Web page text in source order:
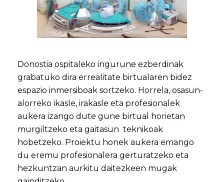
Donostia ospitaleko ingurune ezberdinak
grabatuko dira errealitate birtualaren bidez
espazio inmersiboak sortzeko. Horrela, osasun-
alorreko ikasle, irakasle eta profesionalek
aukera izango dute gune birtual horietan
murgiltzeko eta gaitasun teknikoak
hobetzeko. Proiektu honek aukera emango
du eremu profesionalera gerturatzeko eta
hezkuntzan aurkitu daitezkeen mugak